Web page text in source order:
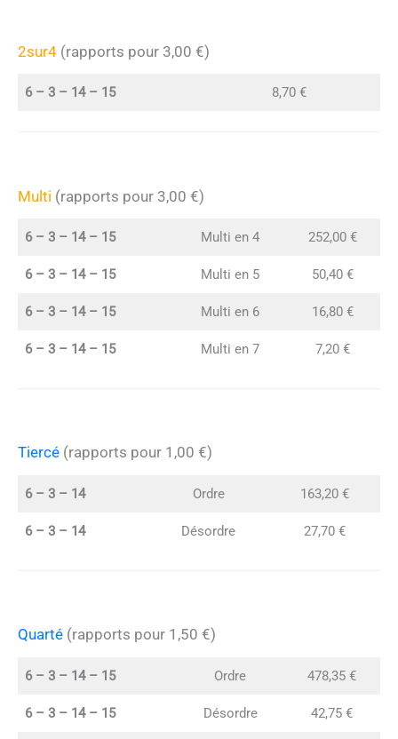
2sur4 (rapports pour 3,00 €)
6 – 3 – 14 – 15 8,70 €
Multi (rapports pour 3,00 €)
6 – 3 – 14 – 15 Multi en 4 252,00 €
6 – 3 – 14 – 15 Multi en 5 50,40 €
6 – 3 – 14 – 15 Multi en 6 16,80 €
6 – 3 – 14 – 15 Multi en 7 7,20 €
Tiercé (rapports pour 1,00 €)
6 – 3 – 14 Ordre 163,20 €
6 – 3 – 14 Désordre 27,70 €
Quarté (rapports pour 1,50 €)
6 – 3 – 14 – 15 Ordre 478,35 €
6 – 3 – 14 – 15 Désordre 42,75 €